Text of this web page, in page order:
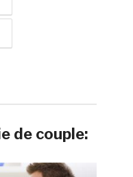
de couple: